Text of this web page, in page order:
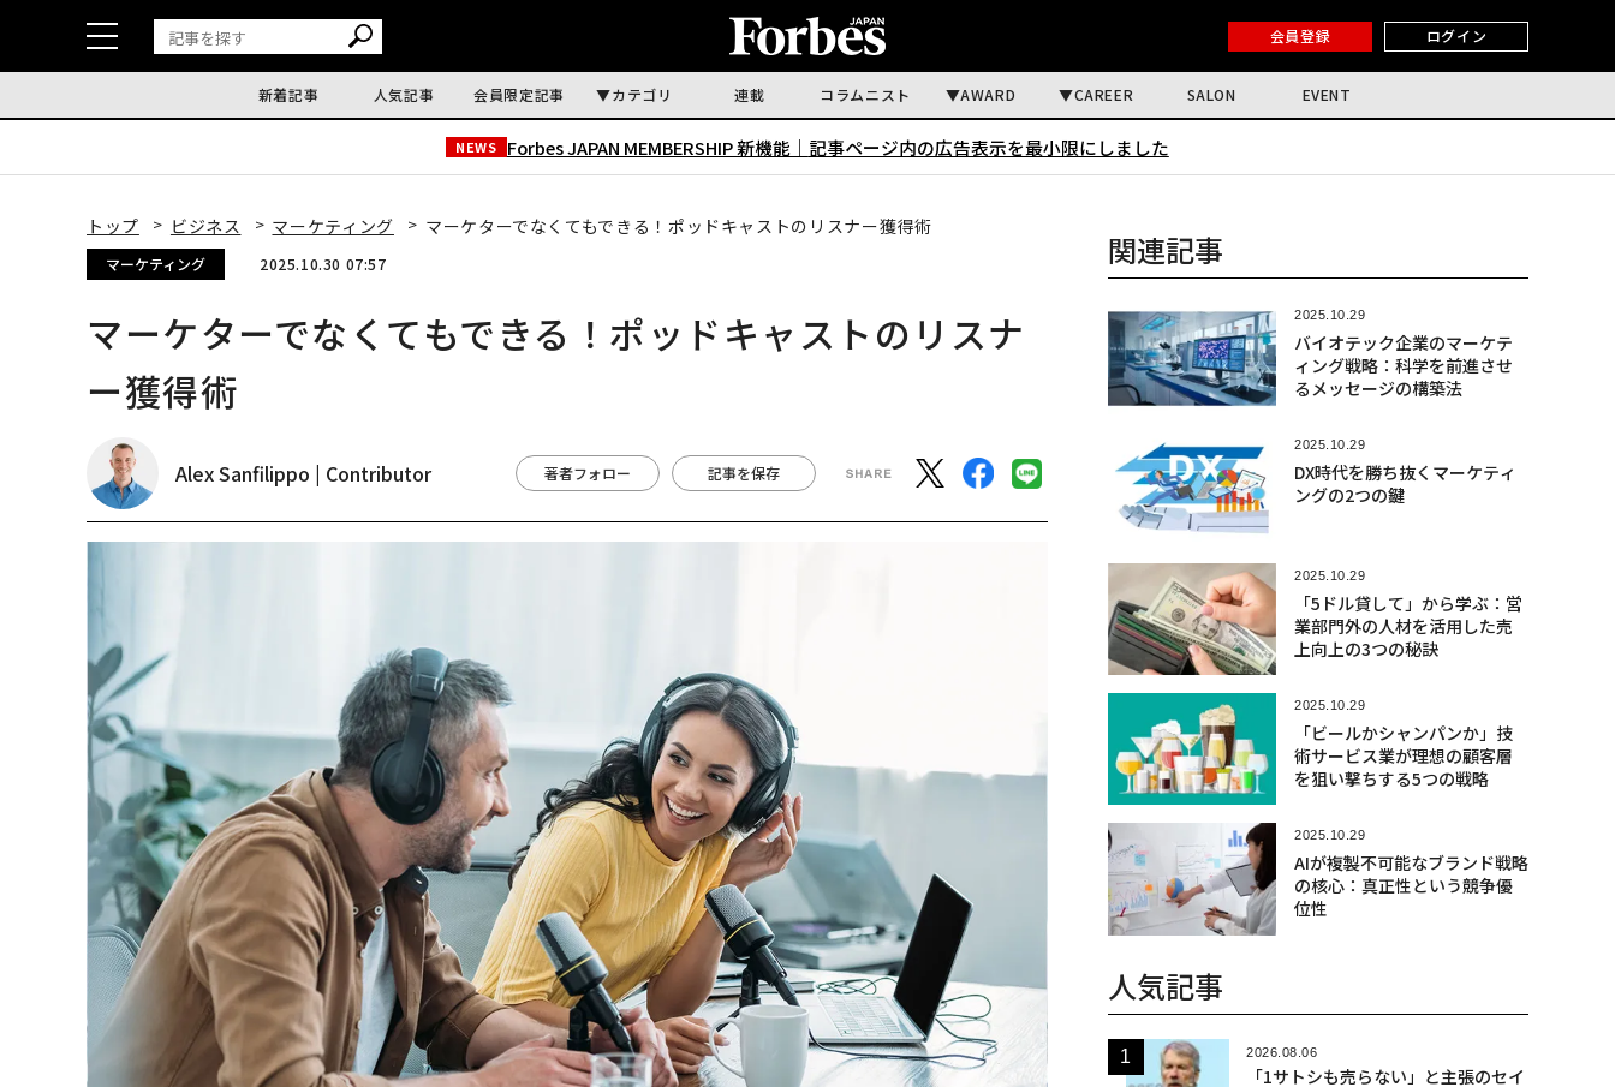
会員登録 ログイン
新着記事 人気記事 会員限定記事 カテゴリ 連載 コラムニスト AWARD CAREER SALON EVENT
NEWS Forbes JAPAN MEMBERSHIP 新機能｜ 記事ページ内の広告表示を最小限にしました
トップ ビジネス マーケティング マーケターでなくてもできる！ポッドキャストのリスナー獲得術
マーケティング 2025.10.30 07:57
マーケターでなくてもできる！ポッドキャストのリスナ
ー獲得術
Alex Sanfilippo | Contributor 著者フォロー 記事を保存
関連記事
2025.10.29
バイオテック企業のマーケテ
ィング戦略：科学を前進させ
るメッセージの構築法
2025.10.29
DX時代を勝ち抜くマーケティ
ングの2つの鍵
2025.10.29
「5ドル貸して」から学ぶ：営
業部門外の人材を活用した売
上向上の3つの秘訣
2025.10.29
「ビールかシャンパンか」技
術サービス業が理想の顧客層
を狙い撃ちする5つの戦略
2025.10.29
AIが複製不可能なブランド戦略
の核心：真正性という競争優
位性
人気記事
2026.08.06
「1サトシも売らない」と主張のセイ